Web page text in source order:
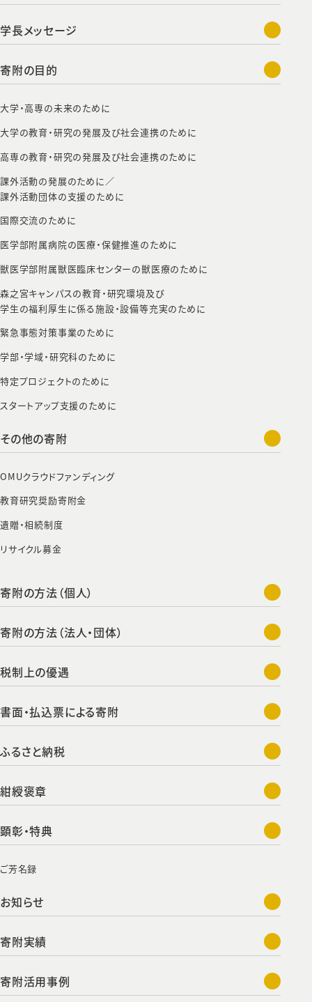
学長メッセージ
寄附の目的
大学・高専の未来のために
大学の教育・研究の発展及び社会連携のために
高専の教育・研究の発展及び社会連携のために
課外活動の発展のために／
課外活動団体の支援のために
国際交流のために
医学部附属病院の医療・保健推進のために
獣医学部附属獣医臨床センターの獣医療のために
森之宮キャンパスの教育・研究環境及び
学生の福利厚生に係る施設・設備等充実のために
緊急事態対策事業のために
学部・学域・研究科のために
特定プロジェクトのために
スタートアップ支援のために
その他の寄附
OMUクラウドファンディング
教育研究奨励寄附金
遺贈・相続制度
リサイクル募金
寄附の方法（個人）
寄附の方法（法人・団体）
税制上の優遇
書面・払込票による寄附
ふるさと納税
紺綬褒章
顕彰・特典
ご芳名録
お知らせ
寄附実績
寄附活用事例